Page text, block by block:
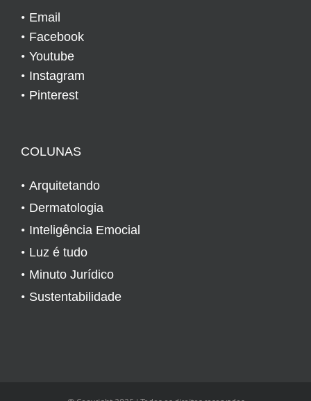
Email
Facebook
Youtube
Instagram
Pinterest
COLUNAS
Arquitetando
Dermatologia
Inteligência Emocial
Luz é tudo
Minuto Jurídico
Sustentabilidade